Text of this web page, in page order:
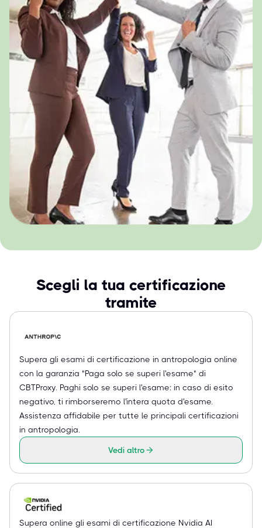
Scegli la tua certificazione
tramite
Supera gli esami di certificazione in antropologia online
con la garanzia "Paga solo se superi l'esame" di
CBTProxy. Paghi solo se superi l'esame: in caso di esito
negativo, ti rimborseremo l'intera quota d'esame.
Assistenza affidabile per tutte le principali certificazioni
in antropologia.
Vedi altro
Supera online gli esami di certificazione Nvidia AI